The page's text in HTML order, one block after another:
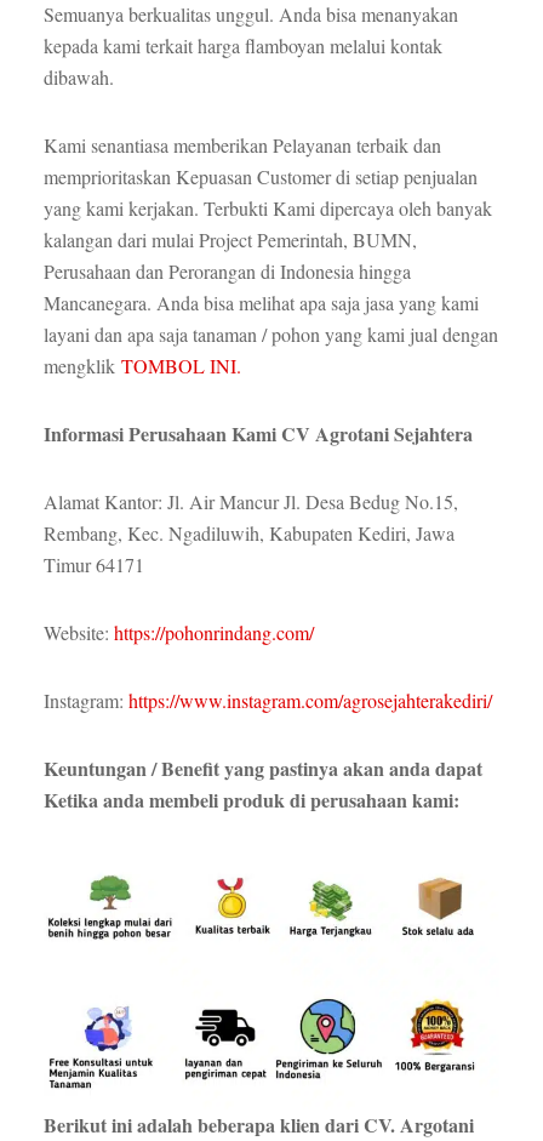
Semuanya berkualitas unggul. Anda bisa menanyakan
kepada kami terkait harga flamboyan melalui kontak
dibawah.
Kami senantiasa memberikan Pelayanan terbaik dan
memprioritaskan Kepuasan Customer di setiap penjualan
yang kami kerjakan. Terbukti Kami dipercaya oleh banyak
kalangan dari mulai Project Pemerintah, BUMN,
Perusahaan dan Perorangan di Indonesia hingga
Mancanegara. Anda bisa melihat apa saja jasa yang kami
layani dan apa saja tanaman / pohon yang kami jual dengan
mengklik TOMBOL INI.
Informasi Perusahaan Kami CV Agrotani Sejahtera
Alamat Kantor: Jl. Air Mancur Jl. Desa Bedug No.15,
Rembang, Kec. Ngadiluwih, Kabupaten Kediri, Jawa
Timur 64171
Website: https://pohonrindang.com/
Instagram: https://www.instagram.com/agrosejahterakediri/
Keuntungan / Benefit yang pastinya akan anda dapat
Ketika anda membeli produk di perusahaan kami:
Berikut ini adalah beberapa klien dari CV. Argotani